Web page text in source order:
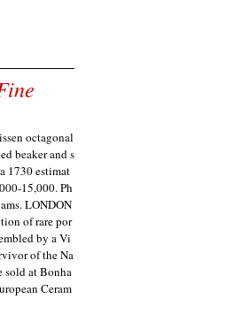
octagonal
beaker and s
1730 estimat
15,000. Ph
LONDON
of rare por
by a Vi
of the Na
sold at Bonha
Ceram